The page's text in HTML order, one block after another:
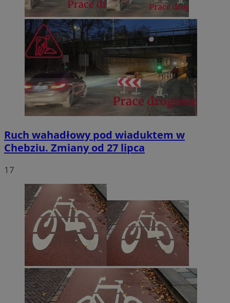
Ruch wahadłowy pod wiaduktem w
Chebziu. Zmiany od 27 lipca
17